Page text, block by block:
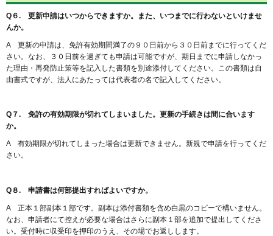
Q６. 更新申請はいつからできますか。また、いつまでに行わないといけませ
んか。
A 更新の申請は、免許有効期間満了の９０日前から３０日前までに行ってくだ
さい。なお、３０日前を過ぎても申請は可能ですが、期日までに申請しなかっ
た理由・再発防止策等を記入した書類を別途添付してください。この書類は自
由書式ですが、法人にあたっては代表者の名で記入してください。
Q７. 免許の有効期限が切れてしまいました。更新の手続きは間に合います
か。
A 有効期限が切れてしまった場合は更新できません。新規で申請を行ってくだ
さい。
Q８. 申請書は何部提出すればよいですか。
A 正本１部副本１部です。副本は添付書類を含め白黒のコピーで構いません。
なお、申請者にて控えが必要な場合はさらに副本１部を追加で提出してくださ
い。受付時に収受印を押印のうえ、その場でお返しします。